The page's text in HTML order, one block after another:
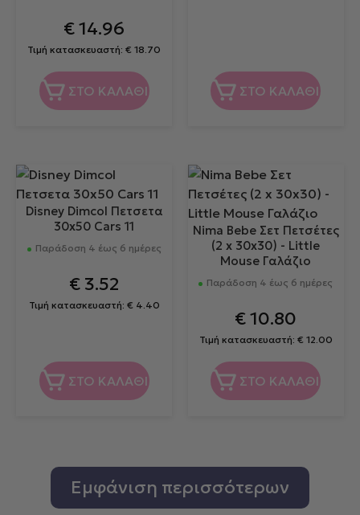
€14.96
Τιμή κατασκευαστή:€ 18.70
ΣΤΟ ΚΑΛΑΘΙ ΣΤΟ ΚΑΛΑΘΙ
Disney Dimcol Πετσετα
30x50 Cars 11
Παράδοση 4 έως 6 ημέρες
€ 3.52
Τιμή κατασκευαστή: € 4.40
ΣΤΟ ΚΑΛΑΘΙ
Nima Bebe Σετ Πετσέτες
(2 x 30x30) - Little
Mouse Γαλάζιο
Παράδοση 4 έως 6 ημέρες
€10.80
Τιμή κατασκευαστή: € 12.00
ΣΤΟ ΚΑΛΑΘΙ
Εμφάνιση περισσότερων